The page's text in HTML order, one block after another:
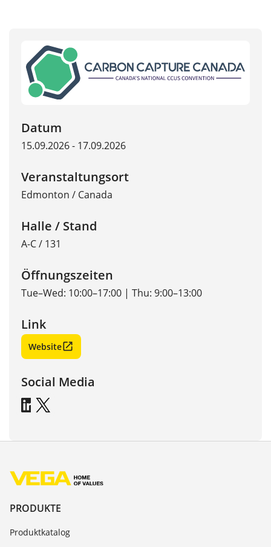
Datum
15.09.2026 - 17.09.2026
Veranstaltungsort
Edmonton / Canada
Halle / Stand
A-C / 131
Öffnungszeiten
Tue–Wed: 10:00–17:00 | Thu: 9:00–13:00
Link
Website
Social Media
PRODUKTE
Produktkatalog